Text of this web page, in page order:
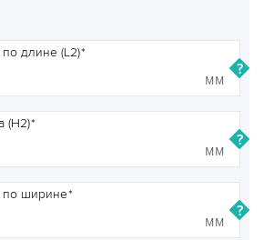
длине (L2)
мм
(H2)
мм
по ширине
мм